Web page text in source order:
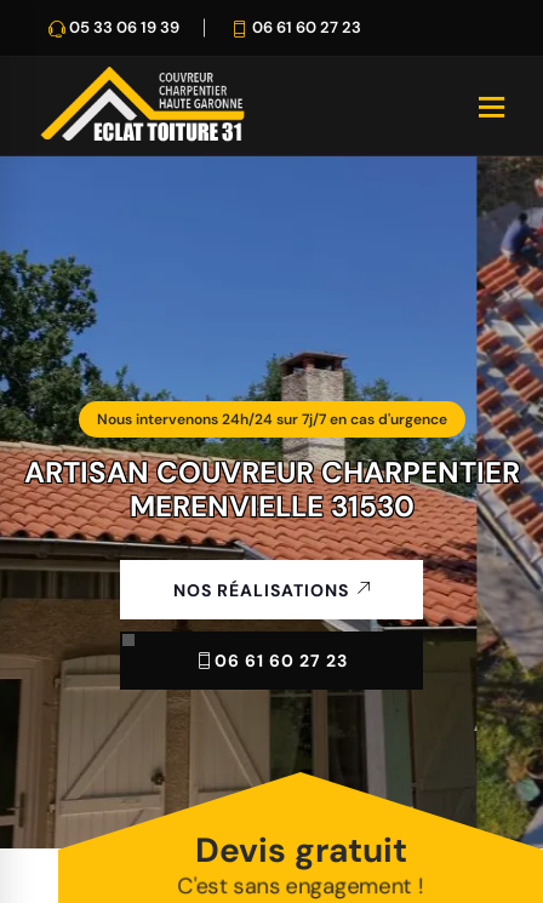
05 33 06 19 39 06 61 60 27 23
Nous intervenons 24h/24 sur 7j/7 en cas d'urgence
ARTISAN COUVREUR CHARPENTIER
MERENVIELLE 31530
NOS RÉALISATIONS
06 61 60 27 23
Devis gratuit
C'est sans engagement !